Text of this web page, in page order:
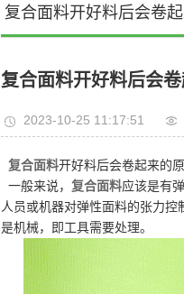
复合面料开好料后会卷
复合面料开好料后会卷
2023-10-25 11:17:51
复合面料开好料后会卷起来的
一般来说， 复合面料应该是有
人员或机器对弹性面料的张力
是机械，即工具需要处理。